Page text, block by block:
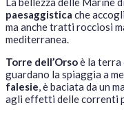
paesaggistica che
ma anche tratti rocciosi
mediterranea.
Torre dell’Orsoè la terra
guardano la spiaggia a
falesie, è baciata da un
agli effetti delle correnti